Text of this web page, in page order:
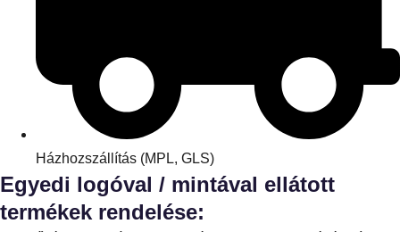
Házhozszállítás (MPL, GLS)
Egyedi logóval / mintával ellátott
termékek rendelése: